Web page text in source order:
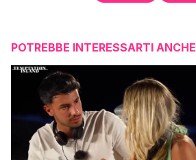
POTREBBE INTERESSARTI ANCHE